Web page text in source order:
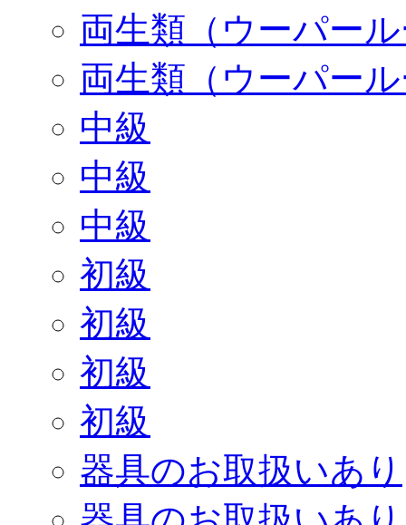
両生類（ウーパー
両生類（ウーパー
中級
中級
中級
初級
初級
初級
初級
器具のお取扱いあり